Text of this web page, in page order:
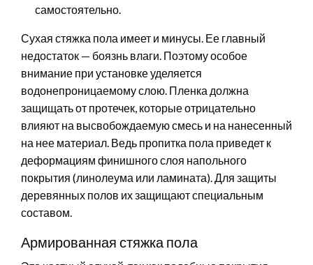
самостоятельно.
Сухая стяжка пола имеет и минусы. Ее главный
недостаток — боязнь влаги. Поэтому особое
внимание при установке уделяется
водонепроницаемому слою. Пленка должна
защищать от протечек, которые отрицательно
влияют на высвобождаемую смесь и на нанесенный
на нее материал. Ведь пропитка пола приведет к
деформациям финишного слоя напольного
покрытия (линолеума или ламината). Для защиты
деревянных полов их защищают специальным
составом.
Армированная стяжка пола